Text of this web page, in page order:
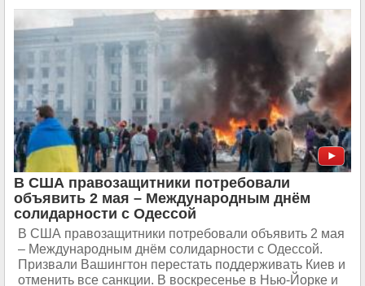
В США правозащитники потребовали
объявить 2 мая – Международным днём
солидарности с Одессой
В США правозащитники потребовали объявить 2 мая
– Международным днём солидарности с Одессой.
Призвали Вашингтон перестать поддерживать Киев и
отменить все санкции. В воскресенье в Нью-Йорке и